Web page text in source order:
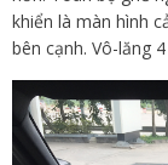
khiển là màn hình
bên cạnh. Vô-lăng